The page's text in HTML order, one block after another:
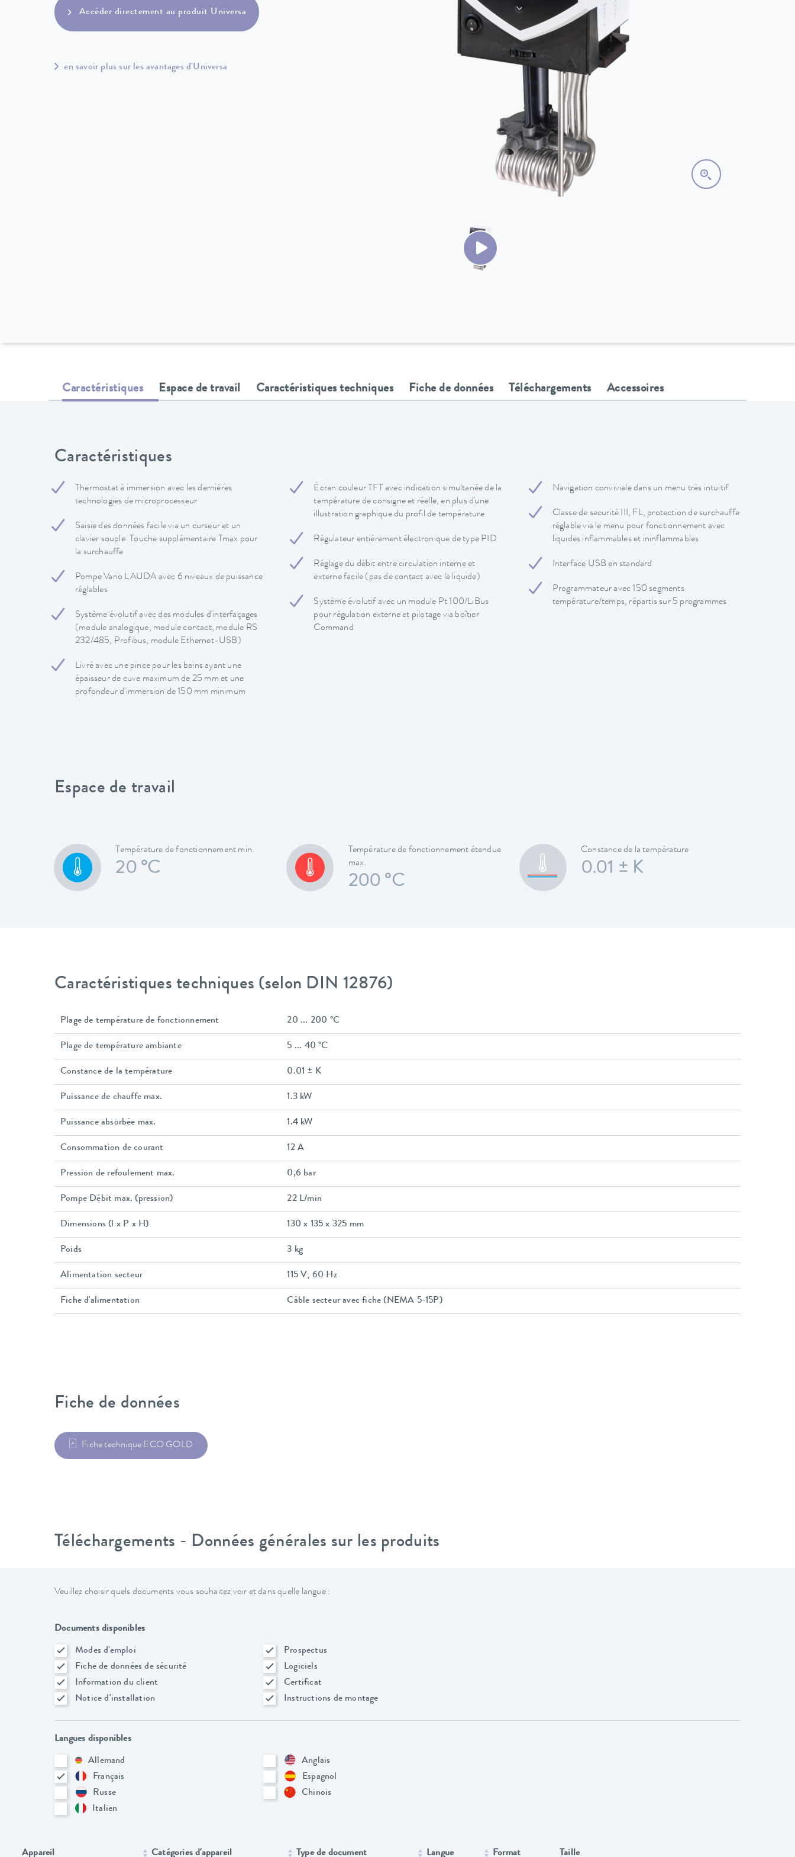
Accéder directement au produit Universa
en savoir plus sur les avantages d'Universa
Caractéristiques Espace de travail Caractéristiques techniques Fiche de données Téléchargements Accessoires
Caractéristiques
Thermostat à immersion avec les dernières
technologies de microprocesseur
Saisie des données facile via un curseur et un
clavier souple. Touche supplémentaire Tmax pour
la surchauffe
Pompe Vario LAUDA avec 6 niveaux de puissance
réglables
Système évolutif avec des modules d'interfaçages
(module analogique, module contact, module RS
232/485, Profibus, module Ethernet-USB)
Livré avec une pince pour les bains ayant une
épaisseur de cuve maximum de 25 mm et une
profondeur d'immersion de 150 mm minimum
Écran couleur TFT avec indication simultanée de la
température de consigne et réelle, en plus d'une
illustration graphique du profil de température
Régulateur entièrement électronique de type PID
Réglage du débit entre circulation interne et
externe facile (pas de contact avec le liquide)
Système évolutif avec un module Pt 100/LiBus
pour régulation externe et pilotage via boîtier
Command
Navigation conviviale dans un menu très intuitif
Classe de securité III, FL, protection de surchauffe
réglable via le menu pour fonctionnement avec
liquides inflammables et ininflammables
Interface USB en standard
Programmateur avec 150 segments
température/temps, répartis sur 5 programmes
Espace de travail
Température de fonctionnement min.
20 °C
Température de fonctionnement étendue
max.
200 °C
Constance de la température
0.01 ± K
Caractéristiques techniques (selon DIN 12876)
Plage de température de fonctionnement 20 ... 200 °C
Plage de température ambiante 5 ... 40 °C
Constance de la température 0.01 ± K
Puissance de chauffe max. 1.3 kW
Puissance absorbée max. 1.4 kW
Consommation de courant 12 A
Pression de refoulement max. 0,6 bar
Pompe Débit max. (pression) 22 L/min
Dimensions (l x P x H) 130 x 135 x 325 mm
Poids 3 kg
Alimentation secteur 115 V; 60 Hz
Fiche d'alimentation Câble secteur avec fiche (NEMA 5-15P)
Fiche de données
Fiche technique ECO GOLD
Téléchargements - Données générales sur les produits
Veuillez choisir quels documents vous souhaitez voir et dans quelle langue :
Documents disponibles
Modes d'emploi
Prospectus
Fiche de données de sécurité
Logiciels
Information du client
Certificat
Notice d'installation
Instructions de montage
Langues disponibles
Allemand
Anglais
Français
Espagnol
Russe
Chinois
Italien
Appareil Catégories d'appareil Type de document Langue Format Taille